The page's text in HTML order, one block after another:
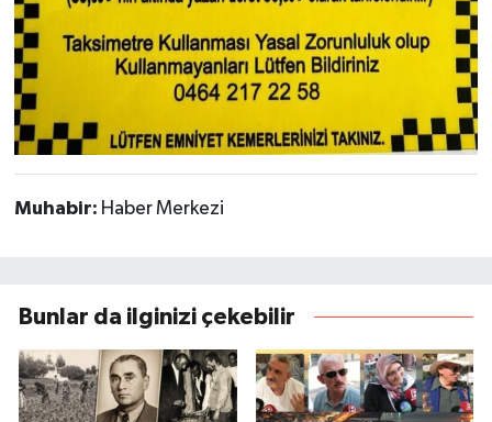
Muhabir: Haber Merkezi
Bunlar da ilginizi çekebilir